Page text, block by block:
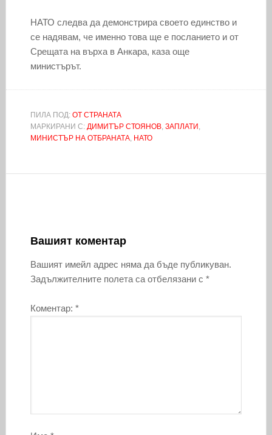
НАТО следва да демонстрира своето единство и
се надявам, че именно това ще е посланието и от
Срещата на върха в Анкара, каза още
министърът.
ПИЛА ПОД: ОТ СТРАНАТА
МАРКИРАНИ С: ДИМИТЪР СТОЯНОВ, ЗАПЛАТИ ,
МИНИСТЪР НА ОТБРАНАТА, НАТО
Вашият коментар
Вашият имейл адрес няма да бъде публикуван.
Задължителните полета са отбелязани с *
Коментар: *